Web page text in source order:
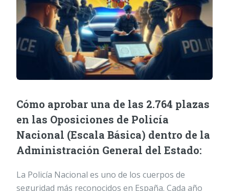
Cómo aprobar una de las 2.764 plazas
en las Oposiciones de Policía
Nacional (Escala Básica) dentro de la
Administración General del Estado:
La Policía Nacional es uno de los cuerpos de
seguridad más reconocidos en España. Cada año